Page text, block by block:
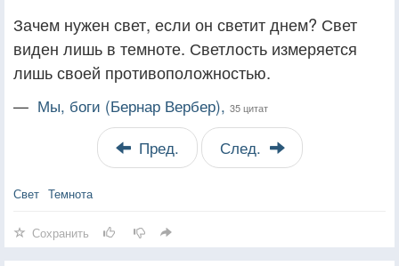
Зачем нужен свет, если он светит днем? Свет
виден лишь в темноте. Светлость измеряется
лишь своей противоположностью.
— Мы, боги (Бернар Вербер), 35 цитат
Пред. След.
Свет Темнота
Сохранить